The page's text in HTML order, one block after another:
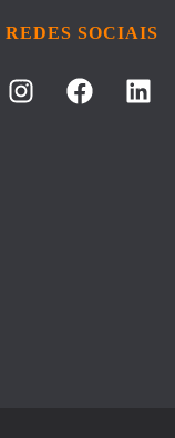
REDES SOCIAIS